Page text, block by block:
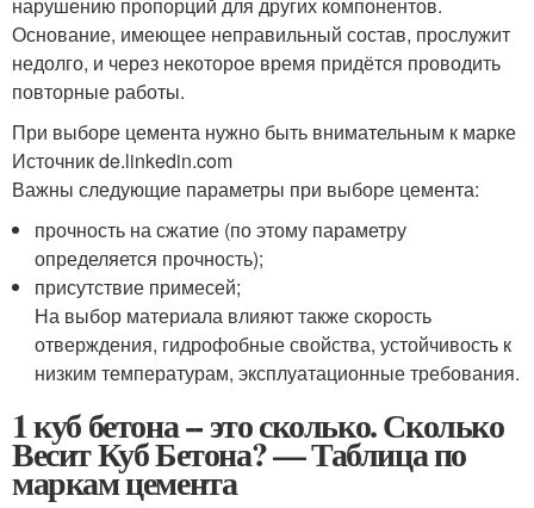
Основание, имеющее неправильный состав, прослужит
недолго, и через некоторое время придётся проводить
повторные работы.
При выборе цемента нужно быть внимательным к марке
Источник de.linkedin.com
Важны следующие параметры при выборе цемента:
прочность на сжатие (по этому параметру
определяется прочность);
присутствие примесей;
На выбор материала влияют также скорость
отверждения, гидрофобные свойства, устойчивость к
низким температурам, эксплуатационные требования.
1 куб бетона -- это сколько. Сколько
Весит Куб Бетона? — Таблица по
маркам цемента